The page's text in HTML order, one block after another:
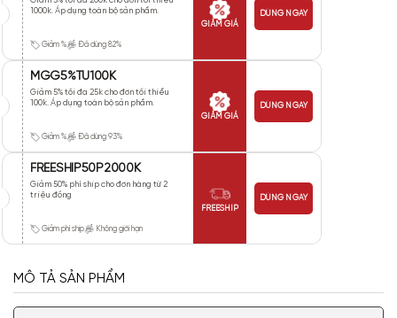
1000k. Áp dụng toàn bộ sản phẩm.
Giảm % Đã dùng 82%
GIẢM GIÁ
DÙNG NGAY
MGG5%TU100K
Giảm 5% tối đa 25k cho đơn tối thiểu
100k. Áp dụng toàn bộ sản phẩm.
Giảm % Đã dùng 93%
GIẢM GIÁ
DÙNG NGAY
FREESHIP50P2000K
Giảm 50% phí ship cho đơn hàng từ 2
triệu đồng
Giảm phí ship Không giới hạn
FREESHIP
DÙNG NGAY
MÔ TẢ SẢN PHẨM